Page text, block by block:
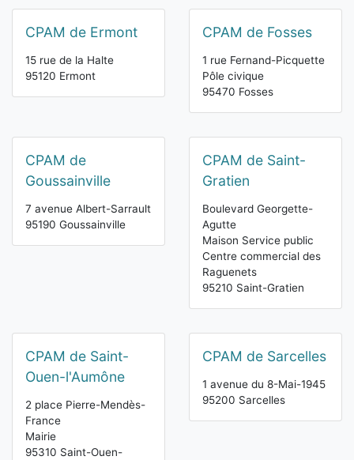
CPAM de Ermont
15 rue de la Halte
95120 Ermont
CPAM de Fosses
1 rue Fernand-Picquette
Pôle civique
95470 Fosses
CPAM de
Goussainville
7 avenue Albert-Sarrault
95190 Goussainville
CPAM de Saint-
Gratien
Boulevard Georgette-
Agutte
Maison Service public
Centre commercial des
Raguenets
95210 Saint-Gratien
CPAM de Saint-
Ouen-l'Aumône
2 place Pierre-Mendès-
France
Mairie
95310 Saint-Ouen-
CPAM de Sarcelles
1 avenue du 8-Mai-1945
95200 Sarcelles